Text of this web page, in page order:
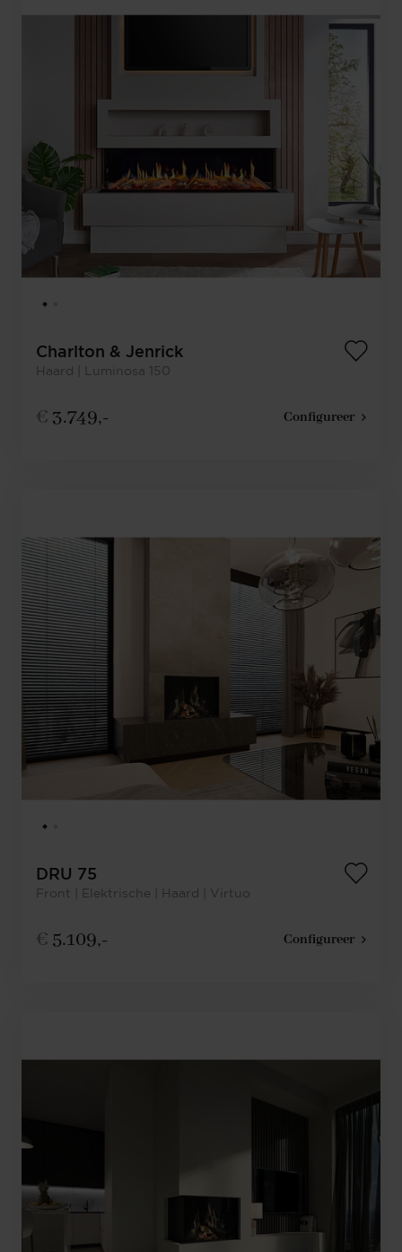
Charlton & Jenrick
Haard | Luminosa 150
€ 3.749,- Configureer
DRU 75
Front | Elektrische | Haard | Virtuo
€ 5.109,- Configureer